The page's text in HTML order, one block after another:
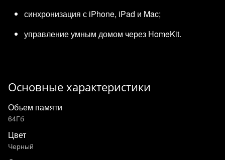
синхронизация с iPhone, iPad и Mac;
управление умным домом через HomeKit.
Основные характеристики
Объем памяти
64Гб
Цвет
Черный